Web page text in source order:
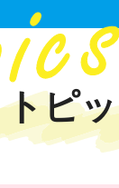
トピ